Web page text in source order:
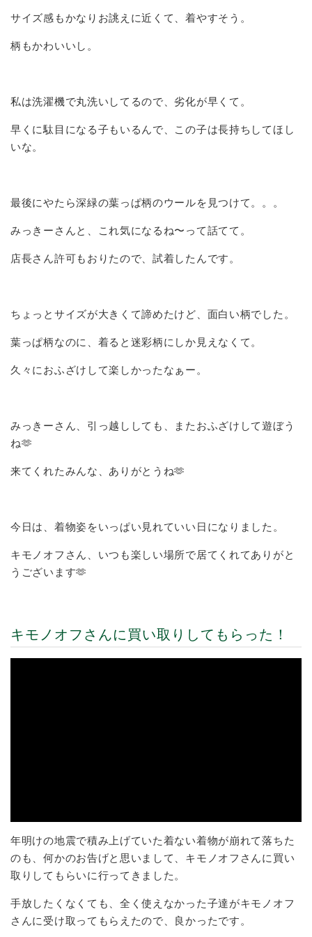
サイズ感もかなりお誂えに近くて、着やすそう。
柄もかわいいし。
私は洗濯機で丸洗いしてるので、劣化が早くて。
早くに駄目になる子もいるんで、この子は長持ちしてほし
いな。
最後にやたら深緑の葉っぱ柄のウールを見つけて。。。
みっきーさんと、これ気になるね〜って話てて。
店長さん許可もおりたので、試着したんです。
ちょっとサイズが大きくて諦めたけど、面白い柄でした。
葉っぱ柄なのに、着ると迷彩柄にしか見えなくて。
久々におふざけして楽しかったなぁー。
みっきーさん、引っ越ししても、またおふざけして遊ぼう
ね🫶
来てくれたみんな、ありがとうね🫶
今日は、着物姿をいっぱい見れていい日になりました。
キモノオフさん、いつも楽しい場所で居てくれてありがと
うございます🫶
キモノオフさんに買い取りしてもらった！
年明けの地震で積み上げていた着ない着物が崩れて落ちた
のも、何かのお告げと思いまして、キモノオフさんに買い
取りしてもらいに行ってきました。
手放したくなくても、全く使えなかった子達がキモノオフ
さんに受け取ってもらえたので、良かったです。